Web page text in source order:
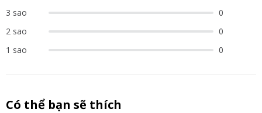
3 sao
0
2 sao
0
1 sao
0
Có thể bạn sẽ thích